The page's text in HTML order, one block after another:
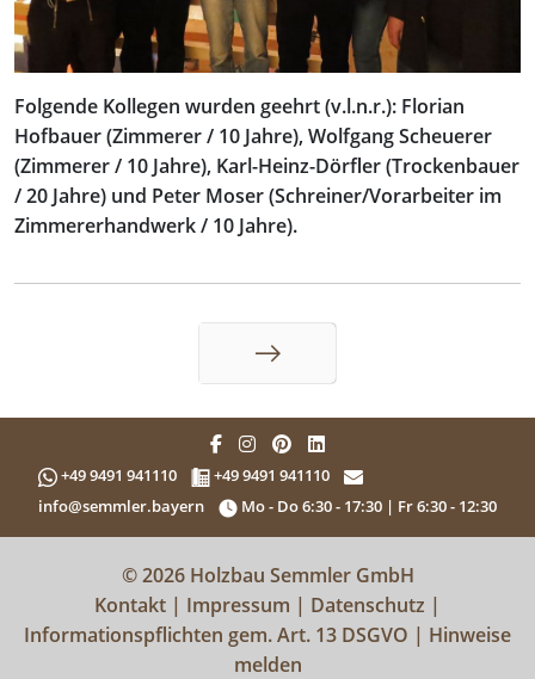
Folgende Kollegen wurden geehrt (v.l.n.r.): Florian
Hofbauer (Zimmerer / 10 Jahre), Wolfgang Scheuerer
(Zimmerer / 10 Jahre), Karl-Heinz-Dörfler (Trockenbauer
/ 20 Jahre) und Peter Moser (Schreiner/Vorarbeiter im
Zimmererhandwerk / 10 Jahre).
Weiter
+49 9491 941110
+49 9491 941110
info@semmler.bayern
Mo - Do 6:30 - 17:30 | Fr 6:30 - 12:30
© 2026 Holzbau Semmler GmbH
Kontakt | Impressum | Datenschutz |
Informationspflichten gem. Art. 13 DSGVO | Hinweise
melden